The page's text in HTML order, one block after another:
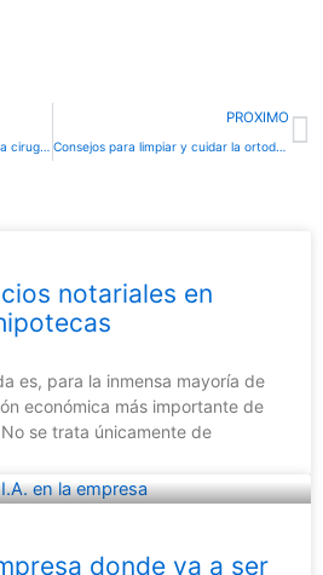
Los beneficios para la salud de la cirugía oral
PROXIMO
Consejos para limpiar y cuidar la ortodoncia invisible
notariales en
es, para la inmensa mayoría de
económica más importante de
se trata únicamente de
donde va a ser